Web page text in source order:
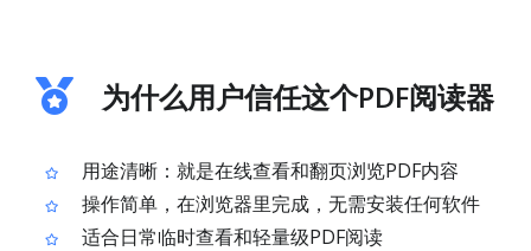
为什么用户信任这个PDF阅读器
用途清晰：就是在线查看和翻页浏览PDF内容
操作简单，在浏览器里完成，无需安装任何软件
适合日常临时查看和轻量级PDF阅读